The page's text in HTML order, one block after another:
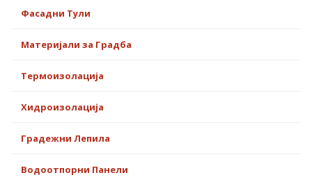
Фасадни Тули
Материјали за Градба
Термоизолација
Хидроизолација
Градежни Лепила
Водоотпорни Панели